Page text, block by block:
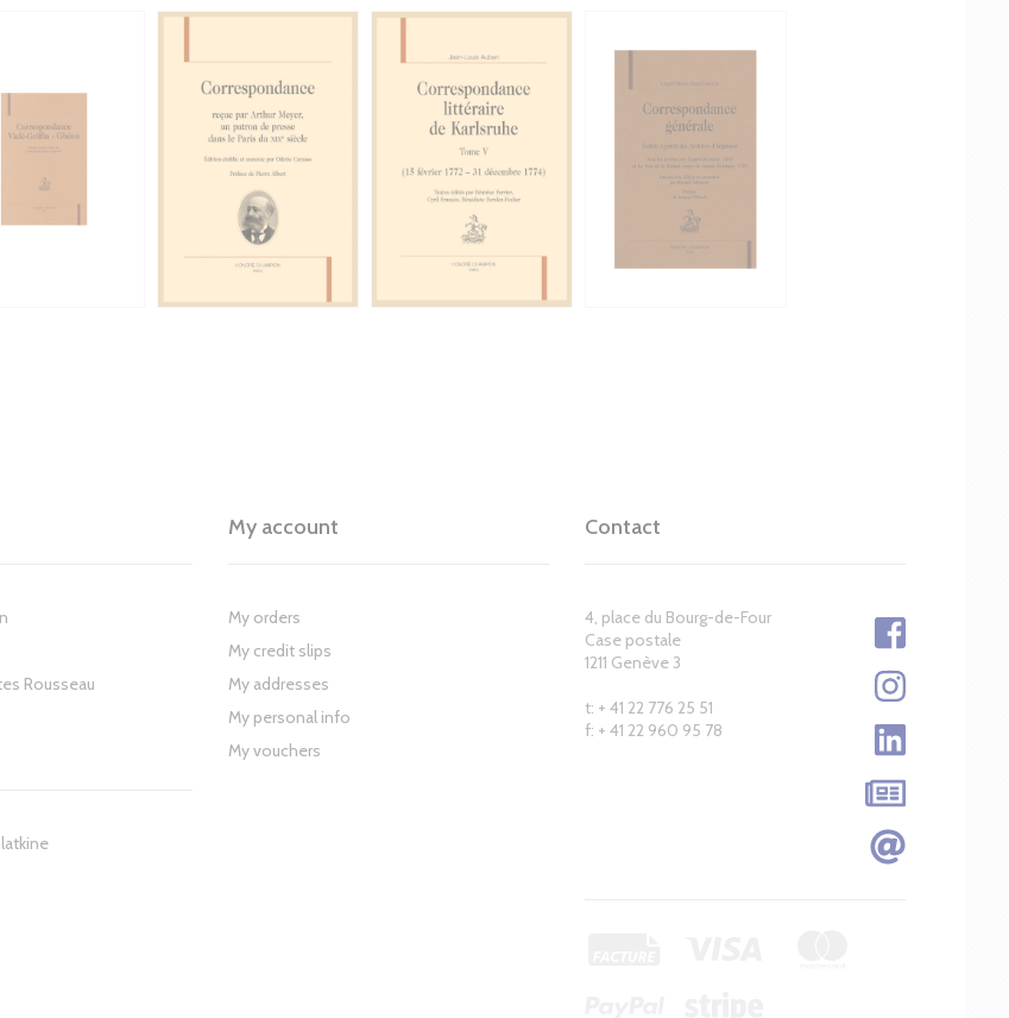
Rousseau
My account
My orders
My credit slips
My addresses
My personal info
My vouchers
Contact
4, place du Bourg-de-Four
Case postale
1211 Genève 3
t: + 41 22 776 25 51
f: + 41 22 960 95 78